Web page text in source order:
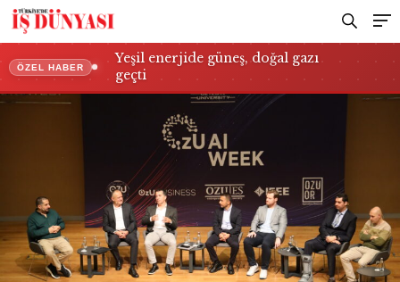
ÖZEL HABER
Yeşil enerjide güneş, doğal gazı
geçti